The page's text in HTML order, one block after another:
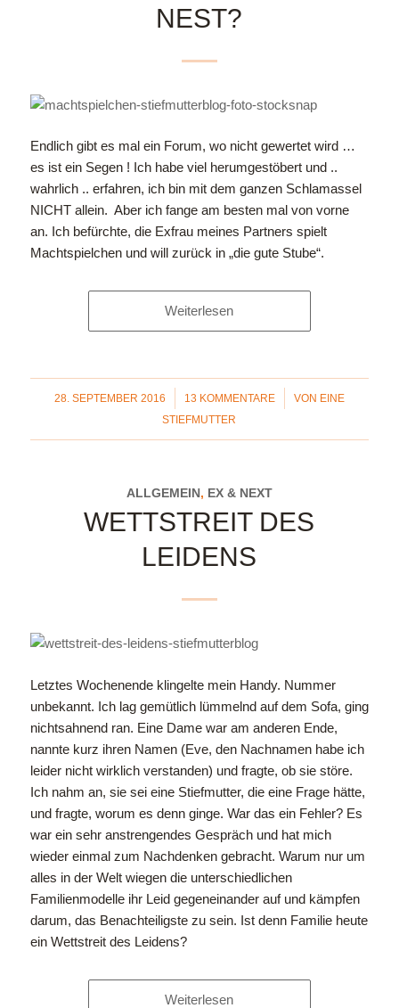
NEST?
Endlich gibt es mal ein Forum, wo nicht gewertet wird …
es ist ein Segen ! Ich habe viel herumgestöbert und ..
wahrlich .. erfahren, ich bin mit dem ganzen Schlamassel
NICHT allein. Aber ich fange am besten mal von vorne
an. Ich befürchte, die Exfrau meines Partners spielt
Machtspielchen und will zurück in „die gute Stube“.
Weiterlesen
28. SEPTEMBER 2016
/ 13 KOMMENTARE
/ VON EINE
STIEFMUTTER
ALLGEMEIN , EX & NEXT
WETTSTREIT DES
LEIDENS
Letztes Wochenende klingelte mein Handy. Nummer
unbekannt. Ich lag gemütlich lümmelnd auf dem Sofa, ging
nichtsahnend ran. Eine Dame war am anderen Ende,
nannte kurz ihren Namen (Eve, den Nachnamen habe ich
leider nicht wirklich verstanden) und fragte, ob sie störe.
Ich nahm an, sie sei eine Stiefmutter, die eine Frage hätte,
und fragte, worum es denn ginge. War das ein Fehler? Es
war ein sehr anstrengendes Gespräch und hat mich
wieder einmal zum Nachdenken gebracht. Warum nur um
alles in der Welt wiegen die unterschiedlichen
Familienmodelle ihr Leid gegeneinander auf und kämpfen
darum, das Benachteiligste zu sein. Ist denn Familie heute
ein Wettstreit des Leidens?
Weiterlesen